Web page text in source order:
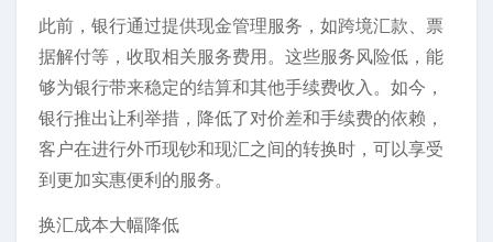
此前，银行通过提供现金管理服务，如跨境汇款、票
据解付等，收取相关服务费用。这些服务风险低，能
够为银行带来稳定的结算和其他手续费收入。如今，
银行推出让利举措，降低了对价差和手续费的依赖，
客户在进行外币现钞和现汇之间的转换时，可以享受
到更加实惠便利的服务。
换汇成本大幅降低